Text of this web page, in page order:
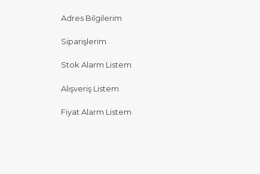
Adres Bilgilerim
Siparişlerim
Stok Alarm Listem
Alışveriş Listem
Fiyat Alarm Listem